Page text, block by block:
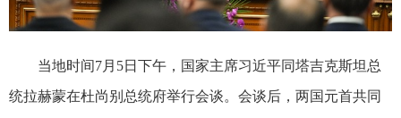
当地时间7月5日下午，国家主席习近平同塔吉克斯坦总
统拉赫蒙在杜尚别总统府举行会谈。会谈后，两国元首共同